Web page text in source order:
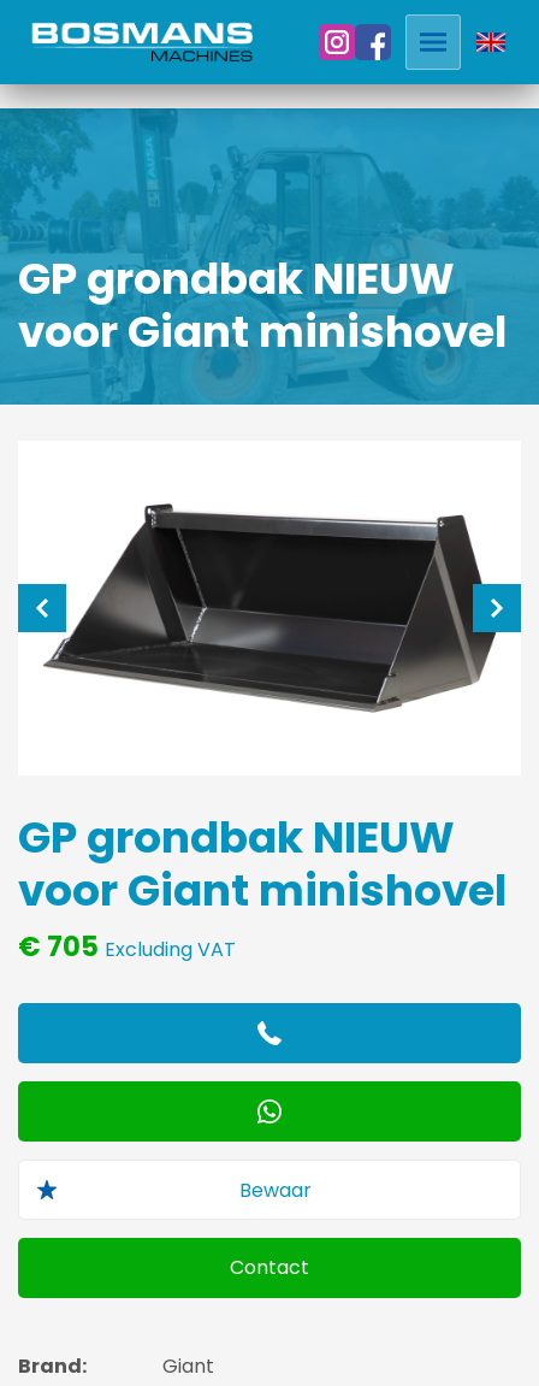
GP grondbak NIEUW
voor Giant minishovel
GP grondbak NIEUW
voor Giant minishovel
€ 705 Excluding VAT
Contact
Brand:
Giant